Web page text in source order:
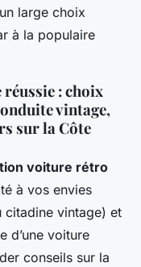
large choix
à la populaire
: choix
vintage,
sur la Côte
voiture rétro
à vos envies
vintage) et
d’une voiture
conseils sur la